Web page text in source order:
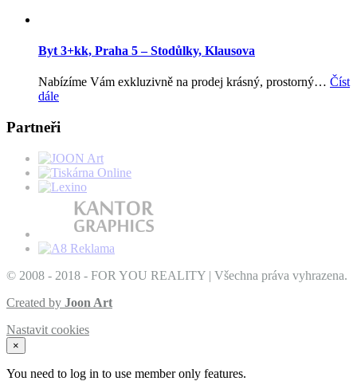
Byt 3+kk, Praha 5 – Stodůlky, Klausova
Nabízíme Vám exkluzivně na prodej krásný, prostorný… Číst
dále
Partneři
© 2008 - 2018 - FOR YOU REALITY | Všechna práva vyhrazena.
Created by Joon Art
Nastavit cookies
×
You need to log in to use member only features.